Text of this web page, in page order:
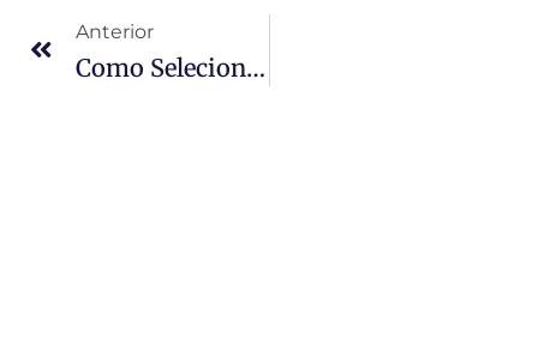
Anterior
Como Selecionar Palavras Chave Para Seu SEO